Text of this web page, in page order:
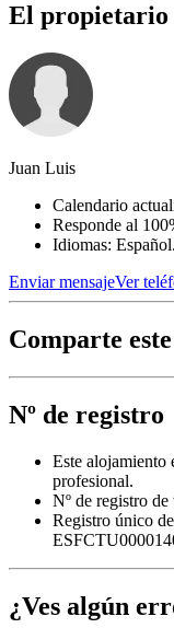
El propietario
Juan Luis
Calendario
Responde al
Idiomas: Español.
Enviar mensajeVer
Comparte
Nº de registro
Este alojamiento
profesional.
Nº de registro
Registro único
¿Ves algún